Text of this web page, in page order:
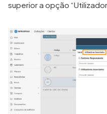
superior a opção